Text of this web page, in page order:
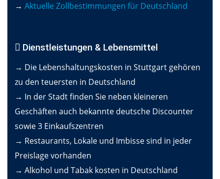
→ Aktuelle Zollbestimmungen für Deutschland
Dienstleistungen & Lebensmittel
→ Die Lebenshaltungskosten in Stuttgart gehören
zu den teuersten in Deutschland
→ In der Stadt finden Sie neben kleineren
Geschäften auch bekannte deutsche Discounter
sowie 3 Einkaufszentren
→ Restaurants, Lokale und Imbisse sind in jeder
Preislage vorhanden
→ Alkohol und Tabak kosten in Deutschland